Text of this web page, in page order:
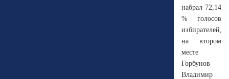
набрал 72,14
% голосов
избирателей,
на втором
месте
Горбунов
Владимир